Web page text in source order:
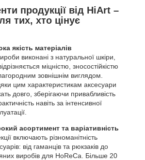
продукції від HiArt –
тих, хто цінує
якість матеріалів
виконані з натуральної шкіри,
міцністю, зносостійкістю
зовнішнім виглядом.
цим характеристикам аксесуари
довго, зберігаючи привабливість
навіть за інтенсивної
асортимент та варіативність
включають різноманітність
від гаманців та рюкзаків до
виробів для HoReCa. Більше 20